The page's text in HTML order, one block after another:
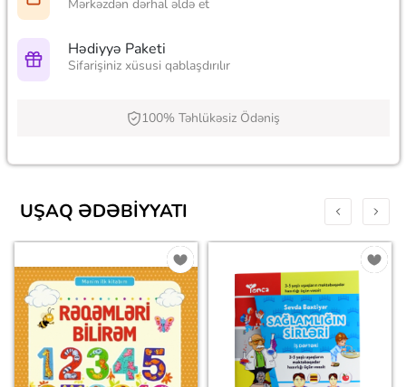
Mərkəzdən dərhal əldə et
Hədiyyə Paketi
Sifarişiniz xüsusi qablaşdırılır
100% Təhlükəsiz Ödəniş
UŞAQ ƏDƏBIYYATI